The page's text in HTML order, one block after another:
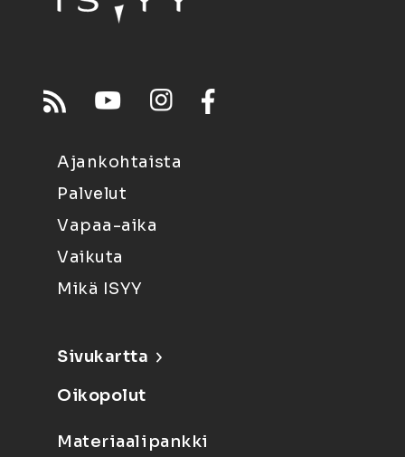
Ajankohtaista
Palvelut
Vapaa-aika
Vaikuta
Mikä ISYY
Sivukartta
Oikopolut
Materiaalipankki